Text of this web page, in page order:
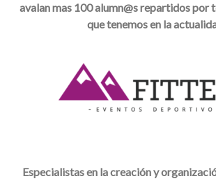
avalan mas 100 alumn@s repartidos por
que tenemos en la
Especialistas en la creación y